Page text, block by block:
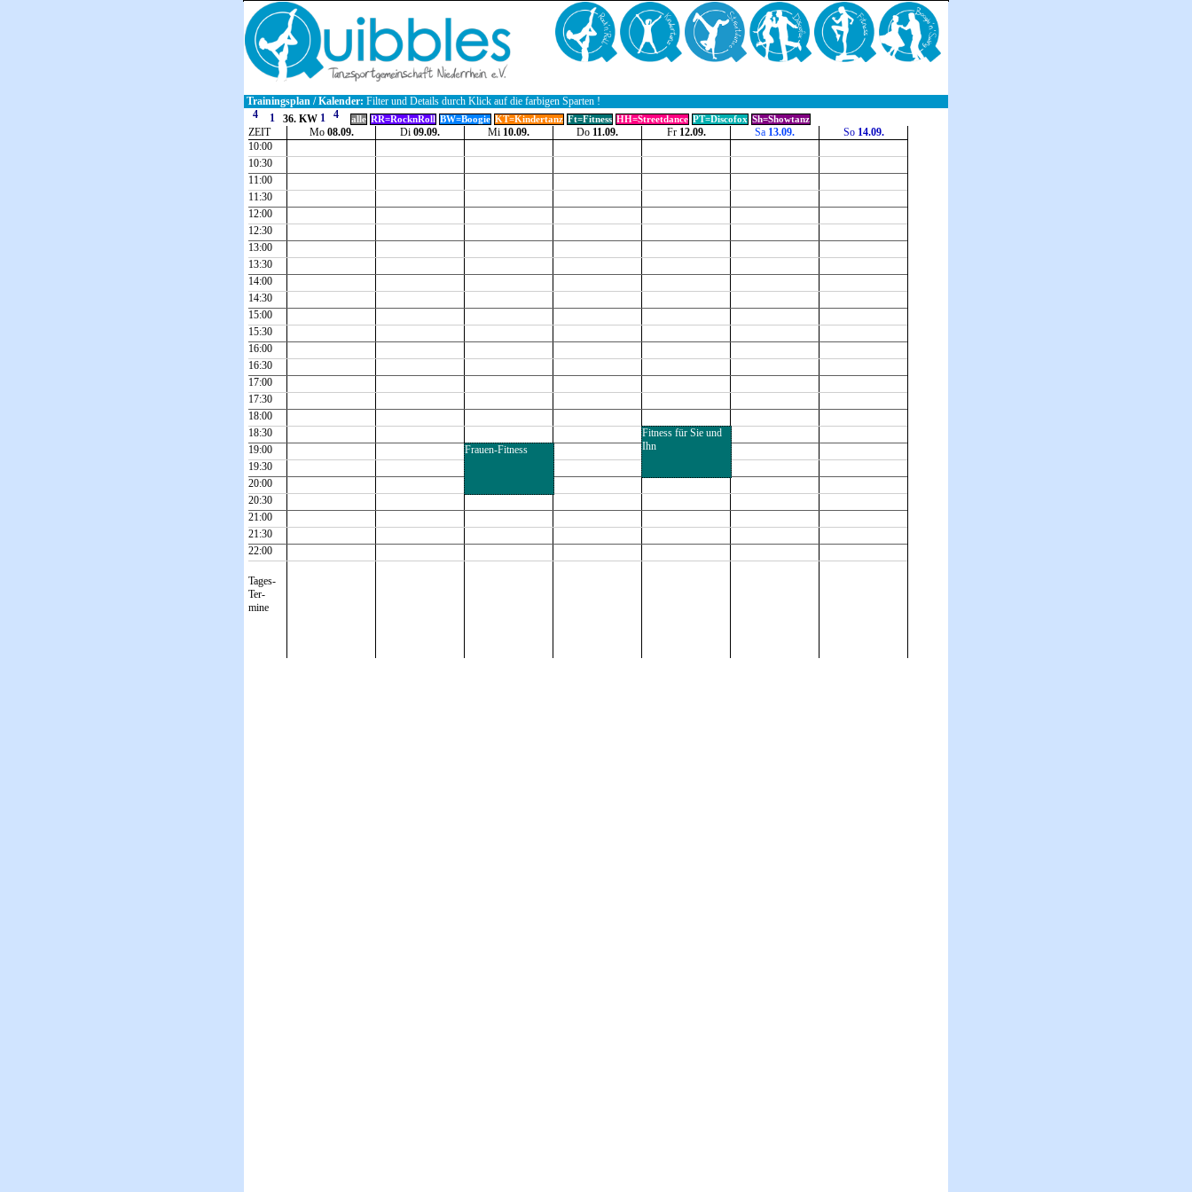
Trainingsplan / Kalender: Filter und Details durch Klick auf die farbigen Sparten !
36. KW
alle RR=RocknRoll BW=Boogie KT=Kindertanz Ft=Fitness HH=Streetdance PT=Discofox Sh=Showtanz
ZEIT Mo 08.09. Di 09.09. Mi 10.09. Do 11.09. Fr 12.09. Sa 13.09. So 14.09.
10:00
10:30
11:00
11:30
12:00
12:30
13:00
13:30
14:00
14:30
15:00
15:30
16:00
16:30
17:00
17:30
18:00
18:30
19:00
19:30
20:00
20:30
21:00
21:30
22:00
Tages-
Ter-
mine
Frauen-Fitness
Fitness für Sie und
Ihn